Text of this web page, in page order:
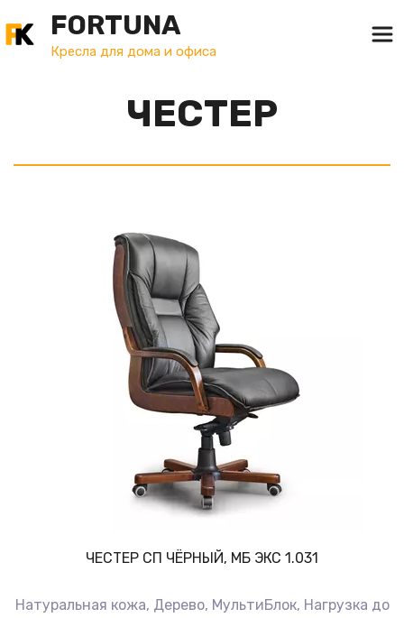
FORTUNA
Кресла для дома и офиса
ЧЕСТЕР
ЧЕСТЕР СП ЧЁРНЫЙ, МБ ЭКС 1.031
Натуральная кожа, Дерево, МультиБлок, Нагрузка до